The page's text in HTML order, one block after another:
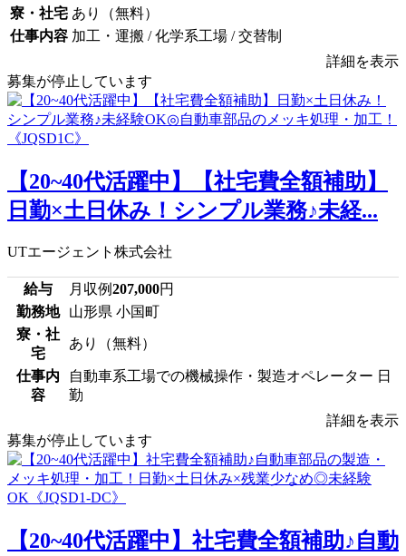
寮・社宅 あり（無料）
仕事内容 加工・運搬 / 化学系工場 / 交替制
詳細を表示
募集が停止しています
【20~40代活躍中】【社宅費全額補助】
日勤×土日休み！シンプル業務♪未経...
UTエージェント株式会社
給与 月収例207,000円
勤務地
山形県 小国町
寮・社
宅
あり（無料）
仕事内
容
自動車系工場での機械操作・製造オペレーター 日
勤
詳細を表示
募集が停止しています
【20~40代活躍中】社宅費全額補助♪自動